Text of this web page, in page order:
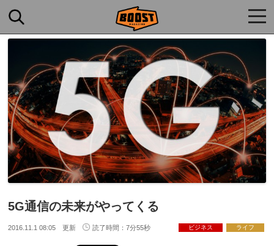
5G通信の未来がやってくる
2016.11.1 08:05 更新 読了時間：7分55秒 ビジネス ライフ